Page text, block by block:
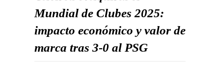
Mundial de Clubes 2025:
impacto económico y valor de
marca tras 3-0 al PSG